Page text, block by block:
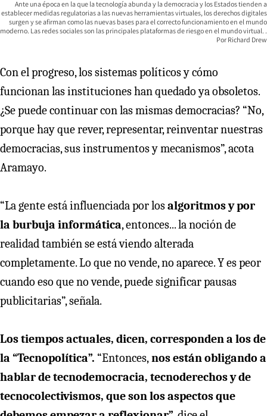
Ante una época en la que la tecnología abunda y la democracia y los Estados tienden a
establecer medidas regulatorias a las nuevas herramientas virtuales, los derechos digitales
surgen y se afirman como las nuevas bases para el correcto funcionamiento en el mundo
moderno. Las redes sociales son las principales plataformas de riesgo en el mundo virtual.
Richard Drew
Con el progreso, los sistemas políticos y cómo
funcionan las instituciones han quedado ya obsoletos.
¿Se puede continuar con las mismas democracias? “No,
porque hay que rever, representar, reinventar nuestras
democracias, sus instrumentos y mecanismos”, acota
Aramayo.
“La gente está influenciada por losalgoritmos y por
la burbuja informática, entonces... la noción de
realidad también se está viendo alterada
completamente. Lo que no vende, no aparece. Y es peor
cuando eso que no vende, puede significar pausas
publicitarias”, señala.
Los tiempos actuales, dicen, corresponden a los de
la “Tecnopolítica”. “Entonces,nos están obligando a
hablar de tecnodemocracia, tecnoderechos y de
tecnocolectivismos, que son los aspectos que